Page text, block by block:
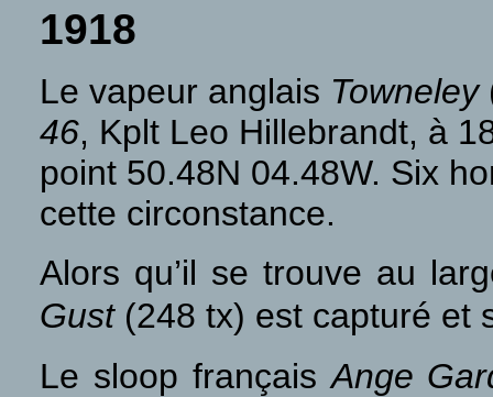
1918
Le vapeur anglais Towneley
46, Kplt Leo Hillebrandt, à
point 50.48N 04.48W. Six
cette circonstance.
Alors qu’il se trouve au
Gust(248 tx) est capturé et
Le sloop françaisAnge